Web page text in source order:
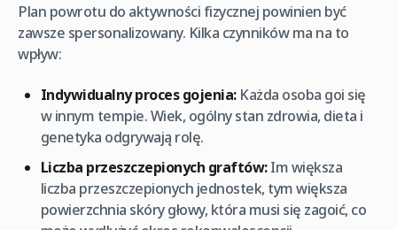
Plan powrotu do aktywności fizycznej powinien być
zawsze spersonalizowany. Kilka czynników ma na to
wpływ:
Indywidualny proces gojenia:Każda osoba goi się
w innym tempie. Wiek, ogólny stan zdrowia, dieta i
genetyka odgrywają rolę.
Liczba przeszczepionych graftów:Im większa
liczba przeszczepionych jednostek, tym większa
powierzchnia skóry głowy, która musi się zagoić, co